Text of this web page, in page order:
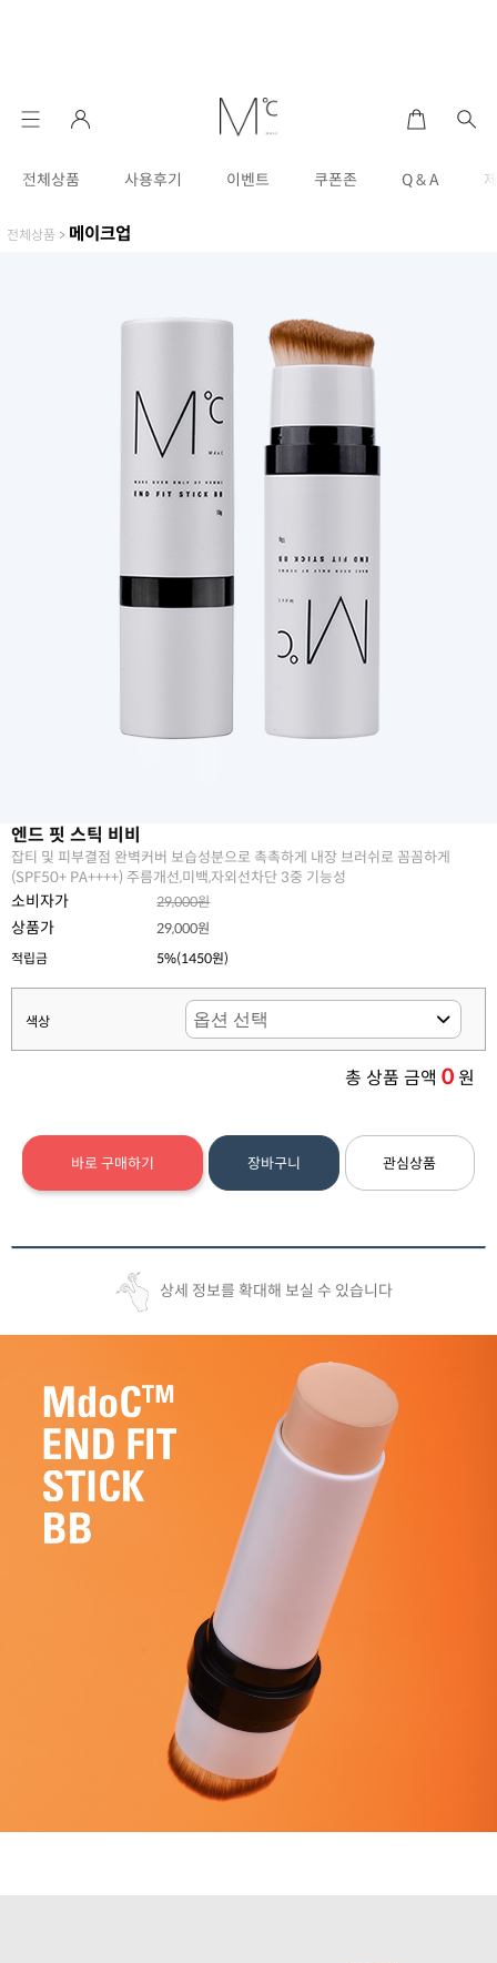
전체상품 사용후기 이벤트 쿠폰존 Q & A
전체상품 > 메이크업
엔드 핏 스틱 비비
잡티 및 피부결점 완벽커버 보습성분으로 촉촉하게 내장 브러쉬로 꼼꼼하게
(SPF50+ PA++++) 주름개선,미백,자외선차단 3중 기능성
소비자가 29,000원
상품가
29,000원
적립금
5%(1450원)
색상
총 상품 금액 0원
바로 구매하기 장바구니 관심상품
상세 정보를 확대해 보실 수 있습니다